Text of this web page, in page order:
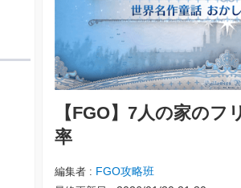
【FGO】 7人の家のフ
率
編集者 FGO攻略班